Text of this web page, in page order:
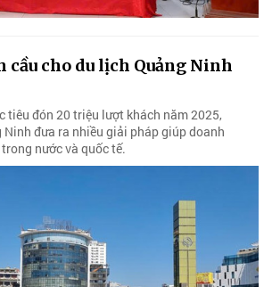
cầu cho du lịch Quảng Ninh
tiêu đón 20 triệu lượt khách năm 2025,
Ninh đưa ra nhiều giải pháp giúp doanh
nước và quốc tế.